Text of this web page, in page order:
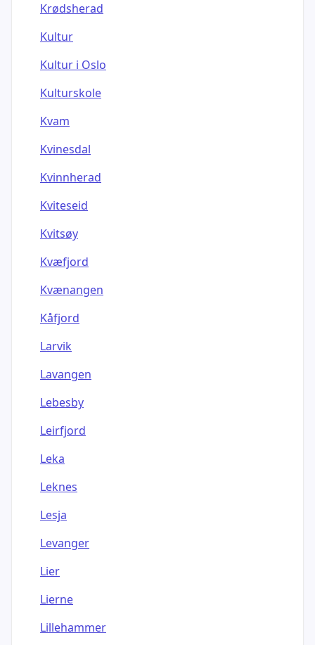
Krødsherad
Kultur
Kultur i Oslo
Kulturskole
Kvam
Kvinesdal
Kvinnherad
Kviteseid
Kvitsøy
Kvæfjord
Kvænangen
Kåfjord
Larvik
Lavangen
Lebesby
Leirfjord
Leka
Leknes
Lesja
Levanger
Lier
Lierne
Lillehammer